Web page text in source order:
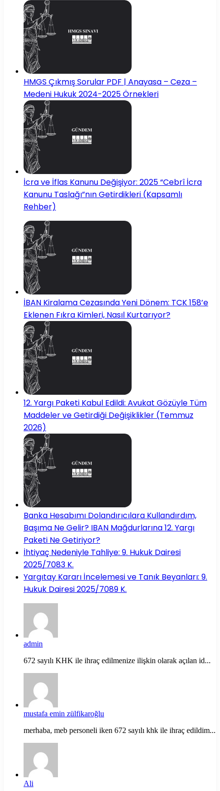
HMGS Çıkmış Sorular PDF | Anayasa – Ceza –
Medeni Hukuk 2024-2025 Örnekleri
İcra ve İflas Kanunu Değişiyor: 2025 “Cebrî İcra
Kanunu Taslağı”nın Getirdikleri (Kapsamlı
Rehber)
İBAN Kiralama Cezasında Yeni Dönem: TCK 158’e
Eklenen Fıkra Kimleri, Nasıl Kurtarıyor?
12. Yargı Paketi Kabul Edildi: Avukat Gözüyle Tüm
Maddeler ve Getirdiği Değişiklikler (Temmuz
2026)
Banka Hesabımı Dolandırıcılara Kullandırdım,
Başıma Ne Gelir? IBAN Mağdurlarına 12. Yargı
Paketi Ne Getiriyor?
İhtiyaç Nedeniyle Tahliye: 9. Hukuk Dairesi
2025/7083 K.
Yargıtay Kararı İncelemesi ve Tanık Beyanları: 9.
Hukuk Dairesi 2025/7089 K.
admin
672 sayılı KHK ile ihraç edilmenize ilişkin olarak açılan id...
mustafa emin zülfikaroğlu
merhaba, meb personeli iken 672 sayılı khk ile ihraç edildim...
Ali